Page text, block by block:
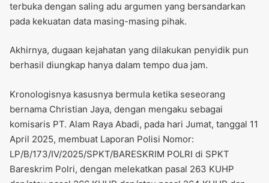
terbuka dengan saling adu argumen yang bersandarkan
pada kekuatan data masing-masing pihak.
Akhirnya, dugaan kejahatan yang dilakukan penyidik pun
berhasil diungkap hanya dalam tempo dua jam.
Kronologisnya kasusnya bermula ketika seseorang
bernama Christian Jaya, dengan mengaku sebagai
komisaris PT. Alam Raya Abadi, pada hari Jumat, tanggal 11
April 2025, membuat Laporan Polisi Nomor:
LP/B/173/IV/2025/SPKT/BARESKRIM POLRI di SPKT
Bareskrim Polri, dengan melekatkan pasal 263 KUHP